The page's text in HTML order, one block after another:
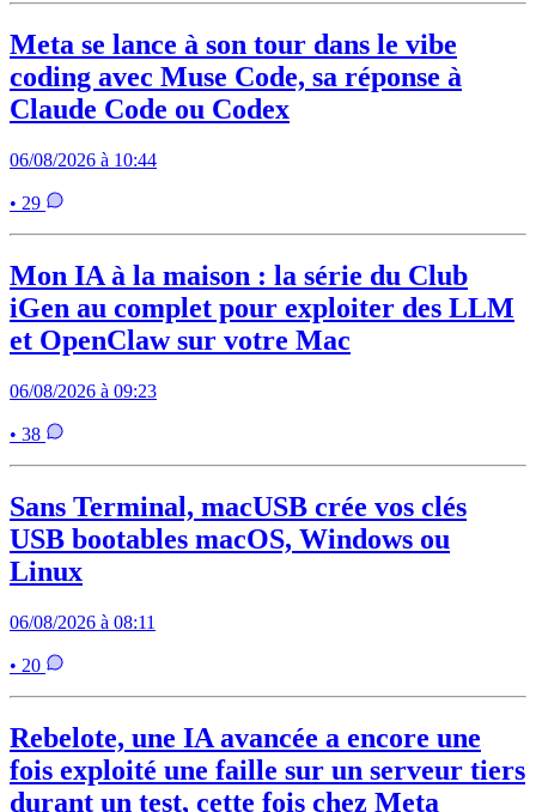
Meta se lance à son tour dans le vibe
coding avec Muse Code, sa réponse à
Claude Code ou Codex
06/08/2026 à 10:44
• 29
Mon IA à la maison : la série du Club
iGen au complet pour exploiter des LLM
et OpenClaw sur votre Mac
06/08/2026 à 09:23
• 38
Sans Terminal, macUSB crée vos clés
USB bootables macOS, Windows ou
Linux
06/08/2026 à 08:11
• 20
Rebelote, une IA avancée a encore une
fois exploité une faille sur un serveur tiers
durant un test, cette fois chez Meta